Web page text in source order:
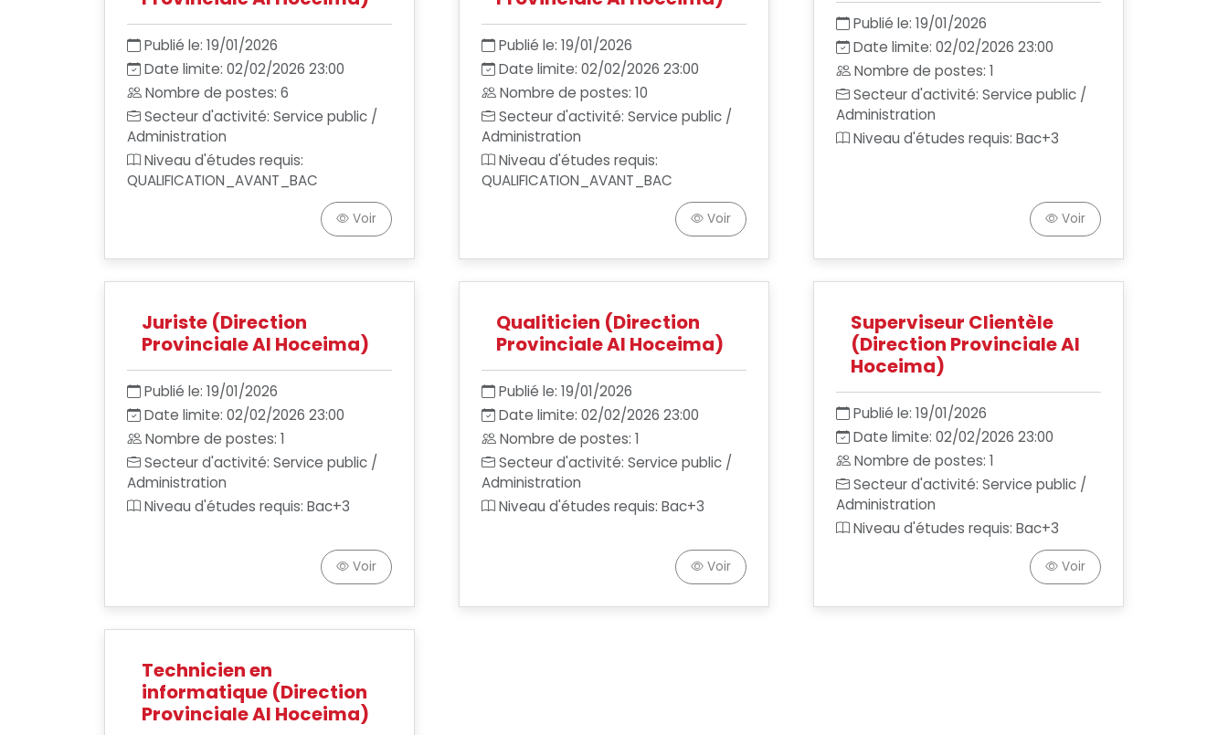
Publié le: 19/01/2026
Date limite: 02/02/2026 23:00
Nombre de postes: 6
Secteur d'activité: Service public /
Administration
Niveau d'études requis:
QUALIFICATION_AVANT_BAC
Voir
Publié le: 19/01/2026
Date limite: 02/02/2026 23:00
Nombre de postes: 10
Secteur d'activité: Service public /
Administration
Niveau d'études requis:
QUALIFICATION_AVANT_BAC
Voir
Publié le: 19/01/2026
Date limite: 02/02/2026 23:00
Nombre de postes: 1
Secteur d'activité: Service public /
Administration
Niveau d'études requis: Bac+3
Voir
Juriste (Direction
Provinciale Al Hoceima)
Publié le: 19/01/2026
Date limite: 02/02/2026 23:00
Nombre de postes: 1
Secteur d'activité: Service public /
Administration
Niveau d'études requis: Bac+3
Voir
Qualiticien (Direction
Provinciale Al Hoceima)
Publié le: 19/01/2026
Date limite: 02/02/2026 23:00
Nombre de postes: 1
Secteur d'activité: Service public /
Administration
Niveau d'études requis: Bac+3
Voir
Superviseur Clientèle
(Direction Provinciale Al
Hoceima)
Publié le: 19/01/2026
Date limite: 02/02/2026 23:00
Nombre de postes: 1
Secteur d'activité: Service public /
Administration
Niveau d'études requis: Bac+3
Voir
Technicien en
informatique (Direction
Provinciale Al Hoceima)